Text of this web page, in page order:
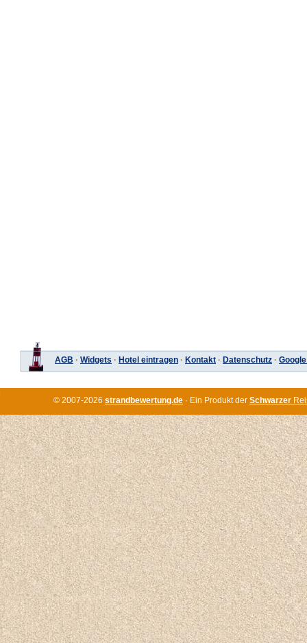
AGB · Widgets · Hotel eintragen · Kontakt · Datenschutz ·
© 2007-2026 strandbewertung.de · Ein Produkt der Schwarzer